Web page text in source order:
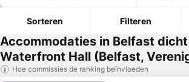
Sorteren Filteren
Accommodaties in Belfast
Waterfront Hall (Belfast,
Hoe commissies de ranking beïnvloeden